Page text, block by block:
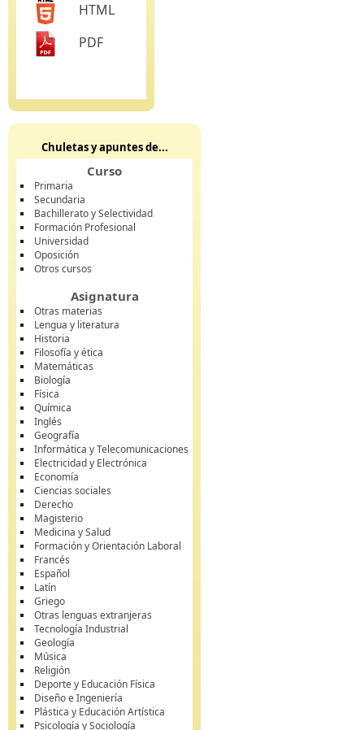
HTML
PDF
Chuletas y apuntes de...
Curso
Primaria
Secundaria
Bachillerato y Selectividad
Formación Profesional
Universidad
Oposición
Otros cursos
Asignatura
Otras materias
Lengua y literatura
Historia
Filosofía y ética
Matemáticas
Biología
Física
Química
Inglés
Geografía
Informática y Telecomunicaciones
Electricidad y Electrónica
Economía
Ciencias sociales
Derecho
Magisterio
Medicina y Salud
Formación y Orientación Laboral
Francés
Español
Latín
Griego
Otras lenguas extranjeras
Tecnología Industrial
Geología
Música
Religión
Deporte y Educación Física
Diseño e Ingeniería
Plástica y Educación Artística
Psicología y Sociología